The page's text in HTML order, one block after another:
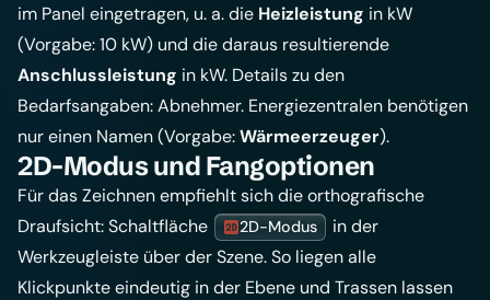
im Panel eingetragen, u. a. die Heizleistung in kW
(Vorgabe: 10 kW) und die daraus resultierende
Anschlussleistung in kW. Details zu den
Bedarfsangaben:Abnehmer. Energiezentralen benötigen
nur einen Namen (Vorgabe:Wärmeerzeuger).
2D-Modus und Fangoptionen
Für das Zeichnen empfiehlt sich die orthografische
Draufsicht: Schaltfläche
2D-Modus
in der
Werkzeugleiste über der Szene. So liegen alle
Klickpunkte eindeutig in der Ebene und Trassen lassen